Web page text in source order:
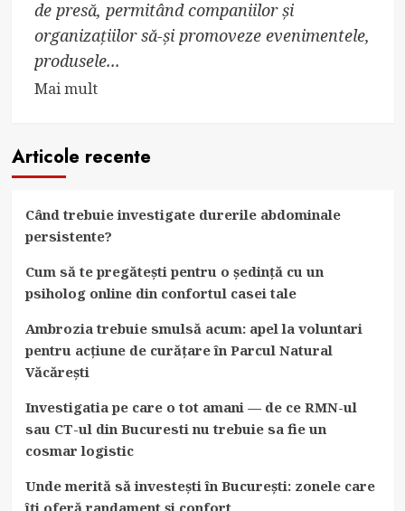
de presă, permitând companiilor și
organizațiilor să-și promoveze evenimentele,
produsele...
Mai multRead
Comunicate
Gratuite
pe
Pr.1az.ro
Articole recente
Când trebuie investigate durerile abdominale
persistente?
Cum să te pregătești pentru o ședință cu un
psiholog online din confortul casei tale
Ambrozia trebuie smulsă acum: apel la voluntari
pentru acțiune de curățare în Parcul Natural
Văcărești
Investigatia pe care o tot amani — de ce RMN-ul
sau CT-ul din Bucuresti nu trebuie sa fie un
cosmar logistic
Unde merită să investești în București: zonele care
îți oferă randament și confort